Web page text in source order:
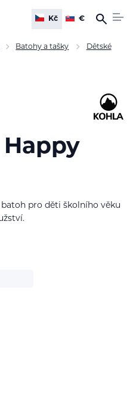
Kč €
Batohy a tašky
Dětské
pro děti školního věku